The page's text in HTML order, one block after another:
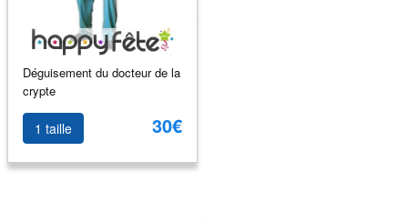
Déguisement du docteur de la
crypte
1 taille 30€